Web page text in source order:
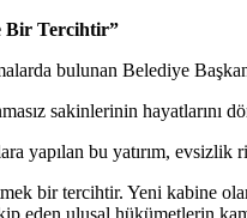
Bir Tercihtir”
bulunan Belediye
sakinlerinin hayatlarını
yapılan bu yatırım, evsizlik
bir tercihtir. Yeni kabine
eden ulusal hükümetlerin